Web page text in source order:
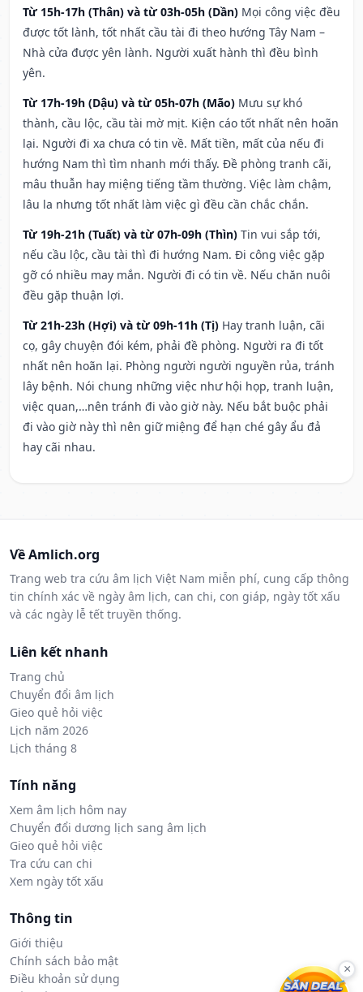
Từ 15h-17h (Thân) và từ 03h-05h (Dần) Mọi công việc đều
được tốt lành, tốt nhất cầu tài đi theo hướng Tây Nam –
Nhà cửa được yên lành. Người xuất hành thì đều bình
yên.
Từ 17h-19h (Dậu) và từ 05h-07h (Mão) Mưu sự khó
thành, cầu lộc, cầu tài mờ mịt. Kiện cáo tốt nhất nên hoãn
lại. Người đi xa chưa có tin về. Mất tiền, mất của nếu đi
hướng Nam thì tìm nhanh mới thấy. Đề phòng tranh cãi,
mâu thuẫn hay miệng tiếng tầm thường. Việc làm chậm,
lâu la nhưng tốt nhất làm việc gì đều cần chắc chắn.
Từ 19h-21h (Tuất) và từ 07h-09h (Thìn) Tin vui sắp tới,
nếu cầu lộc, cầu tài thì đi hướng Nam. Đi công việc gặp
gỡ có nhiều may mắn. Người đi có tin về. Nếu chăn nuôi
đều gặp thuận lợi.
Từ 21h-23h (Hợi) và từ 09h-11h (Tị) Hay tranh luận, cãi
cọ, gây chuyện đói kém, phải đề phòng. Người ra đi tốt
nhất nên hoãn lại. Phòng người người nguyền rủa, tránh
lây bệnh. Nói chung những việc như hội họp, tranh luận,
việc quan,…nên tránh đi vào giờ này. Nếu bắt buộc phải
đi vào giờ này thì nên giữ miệng để hạn ché gây ẩu đả
hay cãi nhau.
Về Amlich.org
Trang web tra cứu âm lịch Việt Nam miễn phí, cung cấp thông
tin chính xác về ngày âm lịch, can chi, con giáp, ngày tốt xấu
và các ngày lễ tết truyền thống.
Liên kết nhanh
Trang chủ
Chuyển đổi âm lịch
Gieo quẻ hỏi việc
Lịch năm 2026
Lịch tháng 8
Tính năng
Xem âm lịch hôm nay
Chuyển đổi dương lịch sang âm lịch
Gieo quẻ hỏi việc
Tra cứu can chi
Xem ngày tốt xấu
Thông tin
Giới thiệu
Chính sách bảo mật
Điều khoản sử dụng
×